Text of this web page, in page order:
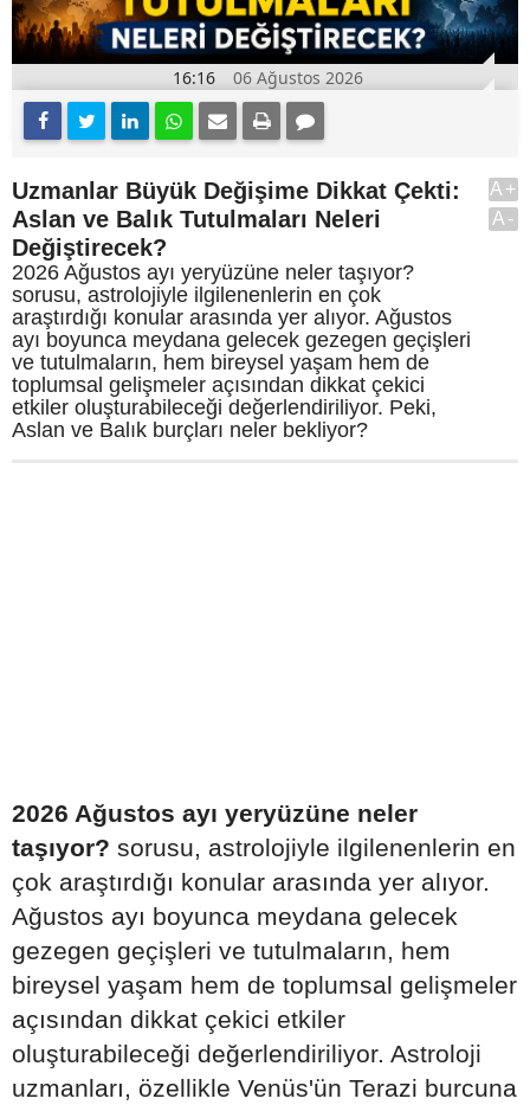
16:16 06 Ağustos 2026
Uzmanlar Büyük Değişime Dikkat Çekti:
Aslan ve Balık Tutulmaları Neleri
Değiştirecek?
2026 Ağustos ayı yeryüzüne neler taşıyor?
sorusu, astrolojiyle ilgilenenlerin en çok
araştırdığı konular arasında yer alıyor. Ağustos
ayı boyunca meydana gelecek gezegen geçişleri
ve tutulmaların, hem bireysel yaşam hem de
toplumsal gelişmeler açısından dikkat çekici
etkiler oluşturabileceği değerlendiriliyor. Peki,
Aslan ve Balık burçları neler bekliyor?
A+
A-
2026 Ağustos ayı yeryüzüne neler
taşıyor? sorusu, astrolojiyle ilgilenenlerin en
çok araştırdığı konular arasında yer alıyor.
Ağustos ayı boyunca meydana gelecek
gezegen geçişleri ve tutulmaların, hem
bireysel yaşam hem de toplumsal gelişmeler
açısından dikkat çekici etkiler
oluşturabileceği değerlendiriliyor. Astroloji
uzmanları, özellikle Venüs'ün Terazi burcuna